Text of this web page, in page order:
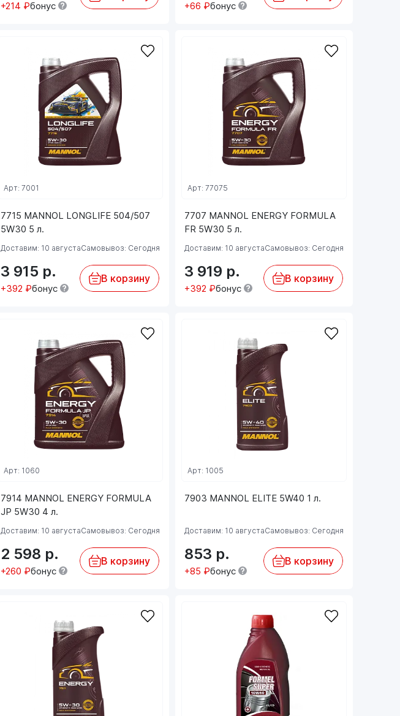
+214 ₽бонус +66 ₽бонус
7715 MANNOL LONGLIFE 504/507
5W30 5 л.
Арт: 7001
Доставим: 10 августаСамовывоз: Сегодня
3 915 р.
+392 ₽бонус
В корзину
7707 MANNOL ENERGY FORMULA
FR 5W30 5 л.
Арт: 77075
Доставим: 10 августаСамовывоз: Сегодня
3 919 р.
+392 ₽бонус
В корзину
7914 MANNOL ENERGY FORMULA
JP 5W30 4 л.
Арт: 1060
Доставим: 10 августаСамовывоз: Сегодня
2 598 р.
+260 ₽бонус
В корзину
7903 MANNOL ELITE 5W40 1 л.
Арт: 1005
Доставим: 10 августаСамовывоз: Сегодня
853 р.
+85 ₽бонус
В корзину